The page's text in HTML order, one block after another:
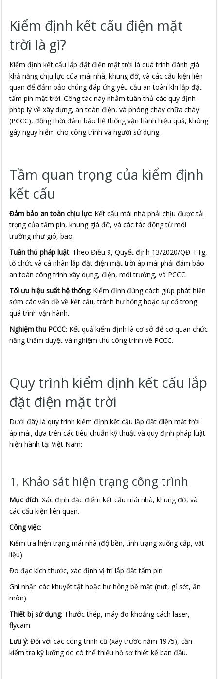
Kiểm định kết cấu điện mặt
trời là gì?
Kiểm định kết cấu lắp đặt điện mặt trời là quá trình đánh giá
khả năng chịu lực của mái nhà, khung đỡ, và các cấu kiện liên
quan để đảm bảo chúng đáp ứng yêu cầu an toàn khi lắp đặt
tấm pin mặt trời. Công tác này nhằm tuân thủ các quy định
pháp lý về xây dựng, an toàn điện, và phòng cháy chữa cháy
(PCCC), đồng thời đảm bảo hệ thống vận hành hiệu quả, không
gây nguy hiểm cho công trình và người sử dụng.
Tầm quan trọng của kiểm định
kết cấu
Đảm bảo an toàn chịu lực: Kết cấu mái nhà phải chịu được tải
trọng của tấm pin, khung giá đỡ, và các tác động từ môi
trường như gió, bão.
Tuân thủ pháp luật: Theo Điều 9, Quyết định 13/2020/QĐ-TTg,
tổ chức và cá nhân lắp đặt điện mặt trời áp mái phải đảm bảo
an toàn công trình xây dựng, điện, môi trường, và PCCC.
Tối ưu hiệu suất hệ thống: Kiểm định đúng cách giúp phát hiện
sớm các vấn đề về kết cấu, tránh hư hỏng hoặc sự cố trong
quá trình vận hành.
Nghiệm thu PCCC: Kết quả kiểm định là cơ sở để cơ quan chức
năng thẩm duyệt và nghiệm thu công trình về PCCC.
Quy trình kiểm định kết cấu lắp
đặt điện mặt trời
Dưới đây là quy trình kiểm định kết cấu lắp đặt điện mặt trời
áp mái, dựa trên các tiêu chuẩn kỹ thuật và quy định pháp luật
hiện hành tại Việt Nam:
1. Khảo sát hiện trạng công trình
Mục đích: Xác định đặc điểm kết cấu mái nhà, khung đỡ, và
các cấu kiện liên quan.
Công việc:
Kiểm tra hiện trạng mái nhà (độ bền, tình trạng xuống cấp, vật
liệu).
Đo đạc kích thước, xác định vị trí lắp đặt tấm pin.
Ghi nhận các khuyết tật hoặc hư hỏng bề mặt (nứt, gỉ sét, ăn
mòn).
Thiết bị sử dụng: Thước thép, máy đo khoảng cách laser,
flycam.
Lưu ý: Đối với các công trình cũ (xây trước năm 1975), cần
kiểm tra kỹ lưỡng do có thể thiếu hồ sơ thiết kế ban đầu.